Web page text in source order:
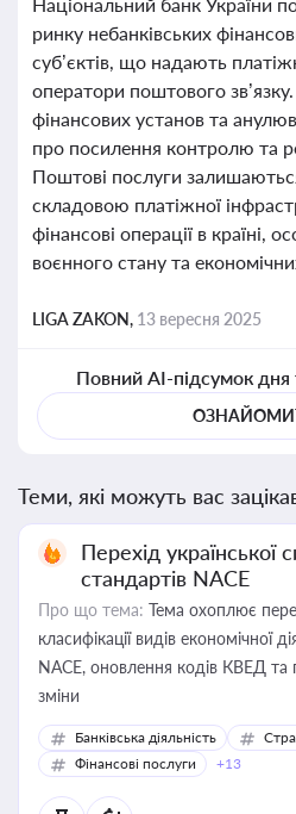
ринку небанківських
суб’єктів, що надають
оператори поштового
фінансових установ та
про посилення контролю та
Поштові послуги
складовою платіжної
фінансові операції в країні,
воєнного стану та
LIGA ZAKON, 13 вересня 2025
Повний AI-підсумок дня
Теми, які можуть вас
Перехід
стандартів NACE
Про що тема: Тема охоплює
класифікації видів економічної
NACE, оновлення кодів КВЕД та
зміни
Банківська діяльність
Фінансові послуги
+13